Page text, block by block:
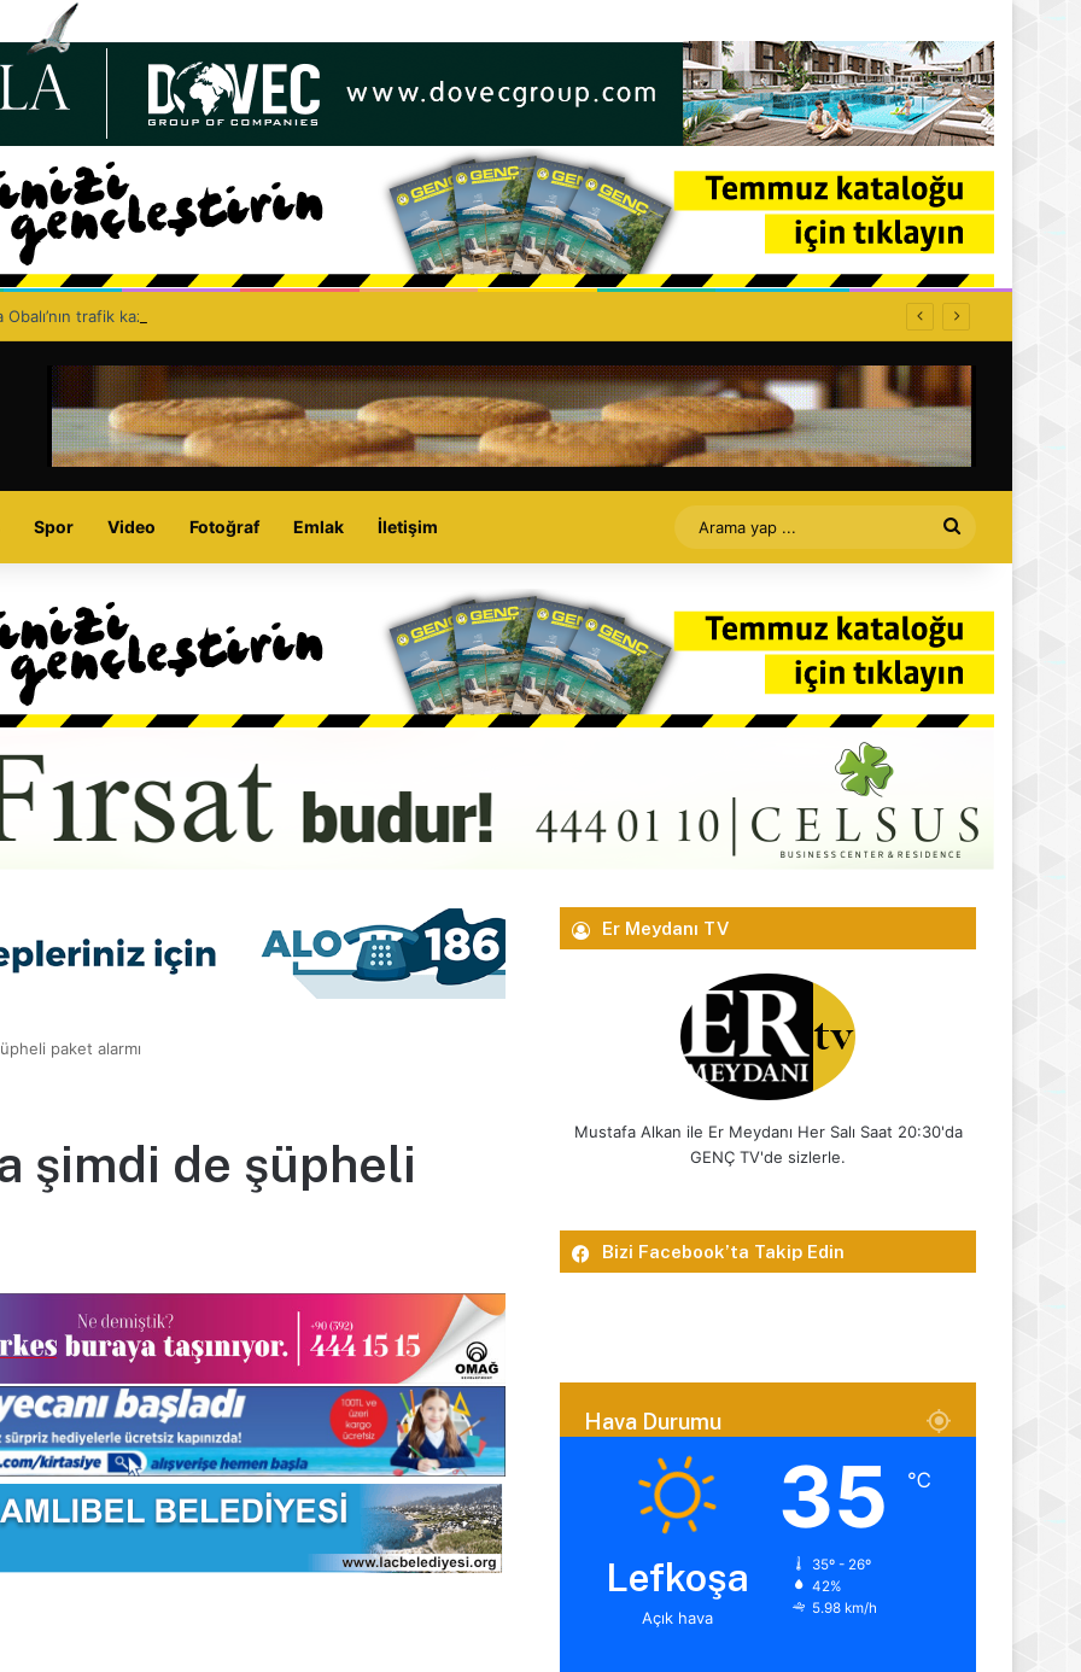
Obalı’nın trafik kazasında hayatını kaybetmesinin ardından isyan etti: Affet bizi Turan amca
Spor Video Fotoğraf Emlak İletişim
Arama
yap
...
paket alarmı
şimdi de şüpheli
Er Meydanı TV
Mustafa Alkan ile Er Meydanı Her Salı Saat 20:30'da
GENÇ TV'de sizlerle.
Bizi Facebook’ta Takip Edin
Hava Durumu
Lefkoşa
Açık hava
35 ℃
35º - 26º
42%
5.98 km/h